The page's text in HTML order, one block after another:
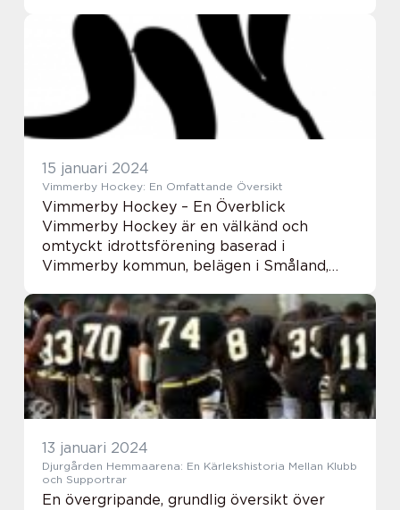
teknologier som gör det möjligt för åkaren
att snab...
15 januari 2024
Vimmerby Hockey: En Omfattande Översikt
Vimmerby Hockey – En Överblick
Vimmerby Hockey är en välkänd och
omtyckt idrottsförening baserad i
Vimmerby kommun, belägen i Småland,
historia inom ishockeyn, och har genom
åren vunnit stor popularitet...
13 januari 2024
Djurgården Hemmaarena: En Kärlekshistoria Mellan Klubb
och Supportrar
En övergripande, grundlig översikt över